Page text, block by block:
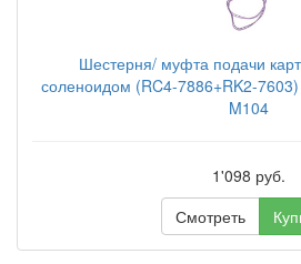
Шестерня/ муфта подачи
соленоидом (RC4-7886+RK2-
M104
1'098 руб.
Смотреть